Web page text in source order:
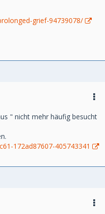
grief-94739078/
" nicht mehr häufig besucht
172ad87607-405743341